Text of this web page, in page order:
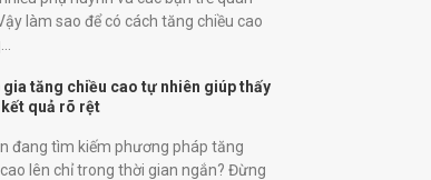
làm sao để có cách tăng chiều cao
gia tăng chiều cao tự nhiên giúp thấy
quả rõ rệt
đang tìm kiếm phương pháp tăng
lên chỉ trong thời gian ngắn? Đừng